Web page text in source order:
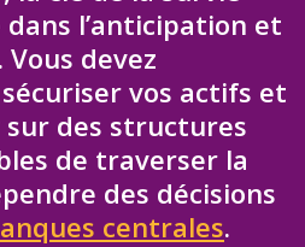
l’anticipation et
devez
vos actifs et
des structures
de traverser la
des décisions
centrales.